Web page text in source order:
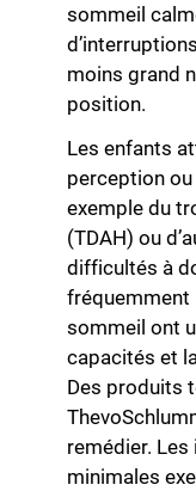
sommeil
moins grand
position.
Les enfants
perception
exemple du
(TDAH) ou
difficultés à
fréquemment
sommeil ont
capacités et
Des produits
remédier.
minimales